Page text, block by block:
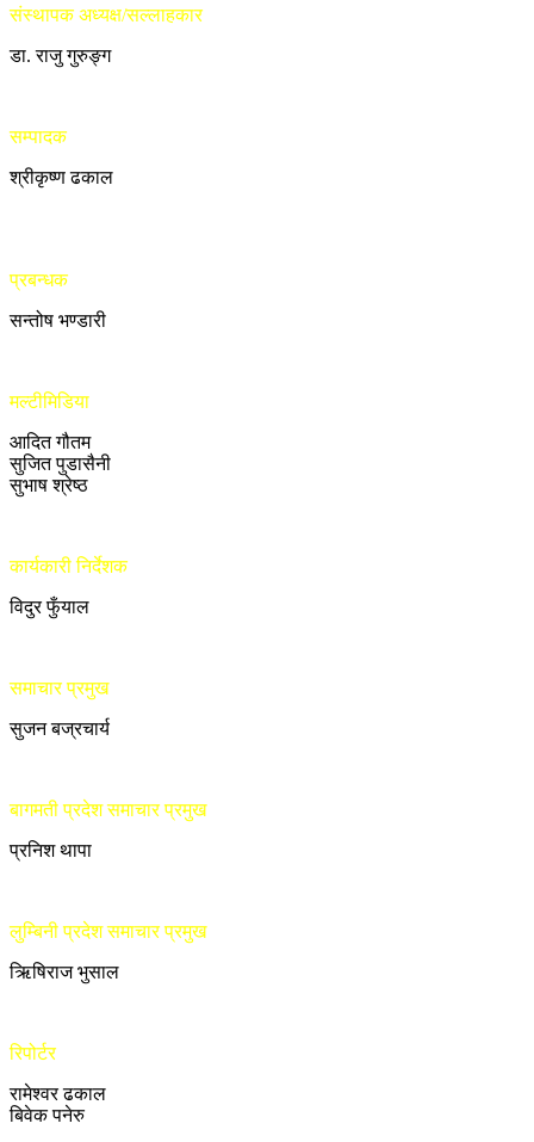
संस्थापक अध्यक्ष/सल्लाहकार
डा. राजु गुरुङ्ग
सम्पादक
श्रीकृष्ण ढकाल
प्रबन्धक
सन्तोष भण्डारी
मल्टीमिडिया
आदित गौतम
सुजित पुडासैनी
सुभाष श्रेष्ठ
कार्यकारी निर्देशक
विदुर फुँयाल
समाचार प्रमुख
सुजन बज्रचार्य
बागमती प्रदेश समाचार प्रमुख
प्रनिश थापा
लुम्बिनी प्रदेश समाचार प्रमुख
ऋिषिराज भुसाल
रिपोर्टर
रामेश्वर ढकाल
बिवेक पनेरु